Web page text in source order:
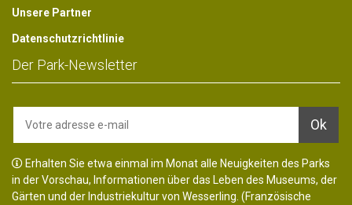
Unsere Partner
Datenschutzrichtlinie
Der Park-Newsletter
Erhalten Sie etwa einmal im Monat alle Neuigkeiten des Parks
in der Vorschau, Informationen über das Leben des Museums, der
Gärten und der Industriekultur von Wesserling. (Französische